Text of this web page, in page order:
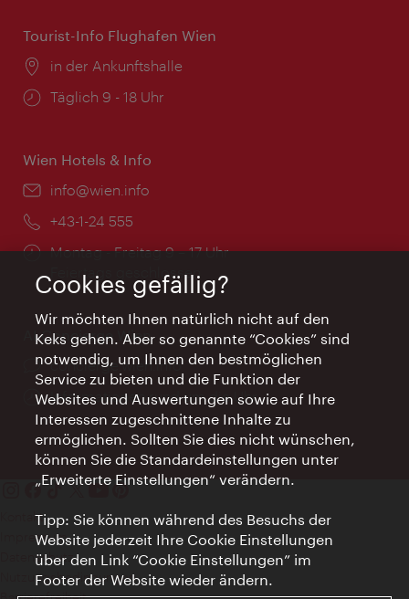
Tourist-Info Flughafen Wien
Ort:
in der Ankunftshalle
Öffnungszeiten:
Täglich 9 - 18 Uhr
Wien Hotels & Info
Email:
info@wien.info
Telefon:
+43-1-24 555
Öffnungszeiten:
Montag - Freitag 9 – 17 Uhr
Feiertags geschlossen
AI Concierge Wien
Ort:
concierge.wien.info
Öffnungszeiten:
Informationen rund um die Uhr
Kontakt
Impressum
Datenschutz
Nutzungsbedingungen
Cookies gefällig?
Wir möchten Ihnen natürlich nicht auf den
Keks gehen. Aber so genannte “Cookies” sind
notwendig, um Ihnen den bestmöglichen
Service zu bieten und die Funktion der
Websites und Auswertungen sowie auf Ihre
Interessen zugeschnittene Inhalte zu
ermöglichen. Sollten Sie dies nicht wünschen,
können Sie die Standardeinstellungen unter
„Erweiterte Einstellungen“ verändern.
Tipp: Sie können während des Besuchs der
Website jederzeit Ihre Cookie Einstellungen
über den Link “Cookie Einstellungen” im
Footer der Website wieder ändern.